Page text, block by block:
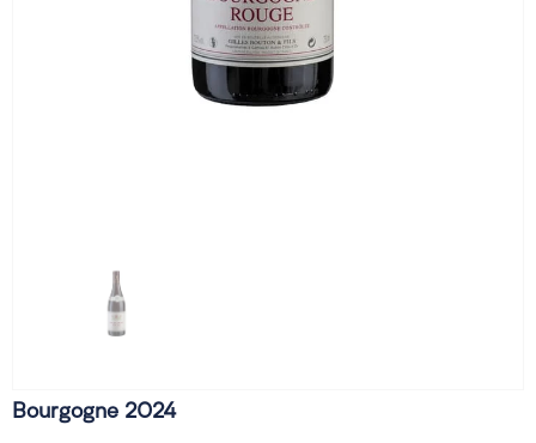
Bourgogne 2024